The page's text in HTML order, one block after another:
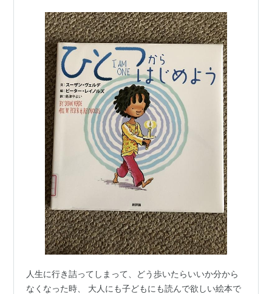
人生に行き詰ってしまって、どう歩いたらいいか分から
なくなった時、 大人にも子どもにも読んで欲しい絵本で